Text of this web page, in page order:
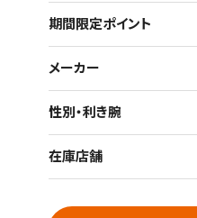
期間限定ポイント
メーカー
性別・利き腕
在庫店舗